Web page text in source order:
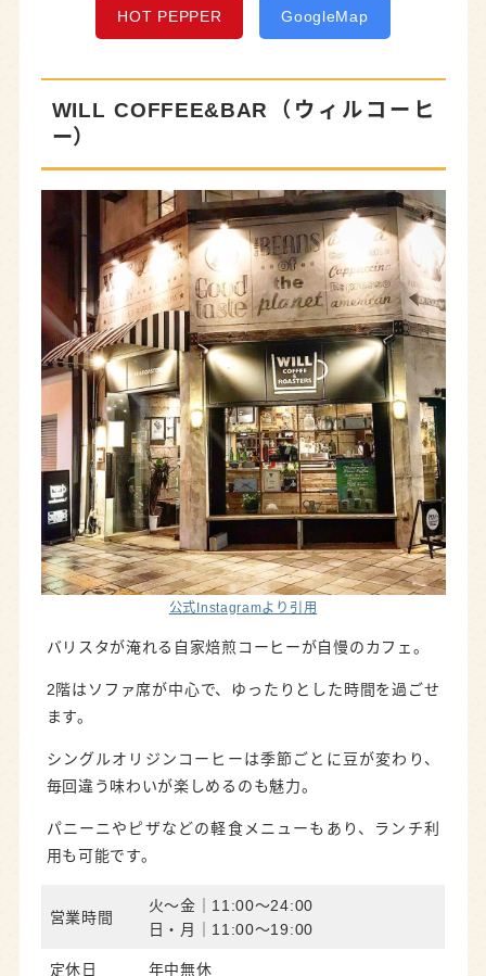
HOT PEPPER GoogleMap
WILL COFFEE&BAR（ウィルコーヒ
ー）
公式Instagramより引用
バリスタが淹れる自家焙煎コーヒーが自慢のカフェ。
2階はソファ席が中心で、ゆったりとした時間を過ごせ
ます。
シングルオリジンコーヒーは季節ごとに豆が変わり、
毎回違う味わいが楽しめるのも魅力。
パニーニやピザなどの軽食メニューもあり、ランチ利
用も可能です。
営業時間
火～金｜11:00～24:00
日・月｜11:00～19:00
定休日 年中無休